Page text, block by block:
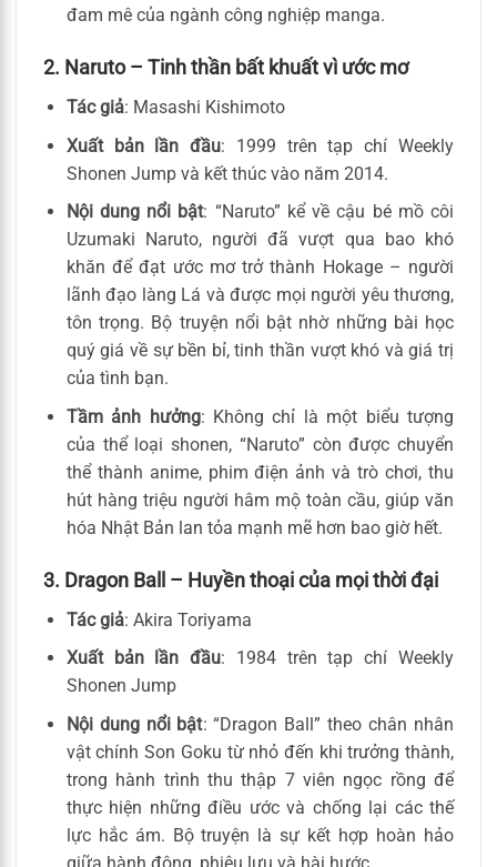
đam mê của ngành công nghiệp manga.
2. Naruto – Tinh thần bất khuất vì ước mơ
Tác giả: Masashi Kishimoto
Xuất bản lần đầu: 1999 trên tạp chí Weekly
Shonen Jump và kết thúc vào năm 2014.
Nội dung nổi bật: “Naruto” kể về cậu bé mồ côi
Uzumaki Naruto, người đã vượt qua bao khó
khăn để đạt ước mơ trở thành Hokage – người
lãnh đạo làng Lá và được mọi người yêu thương,
tôn trọng. Bộ truyện nổi bật nhờ những bài học
quý giá về sự bền bỉ, tinh thần vượt khó và giá trị
của tình bạn.
Tầm ảnh hưởng: Không chỉ là một biểu tượng
của thể loại shonen, “Naruto” còn được chuyển
thể thành anime, phim điện ảnh và trò chơi, thu
hút hàng triệu người hâm mộ toàn cầu, giúp văn
hóa Nhật Bản lan tỏa mạnh mẽ hơn bao giờ hết.
3. Dragon Ball – Huyền thoại của mọi thời đại
Tác giả: Akira Toriyama
Xuất bản lần đầu: 1984 trên tạp chí Weekly
Shonen Jump
Nội dung nổi bật: “Dragon Ball” theo chân nhân
vật chính Son Goku từ nhỏ đến khi trưởng thành,
trong hành trình thu thập 7 viên ngọc rồng để
thực hiện những điều ước và chống lại các thế
lực hắc ám. Bộ truyện là sự kết hợp hoàn hảo